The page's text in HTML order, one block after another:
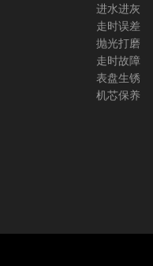
进水进灰
走时误差
抛光打磨
走时故障
表盘生锈
机芯保养